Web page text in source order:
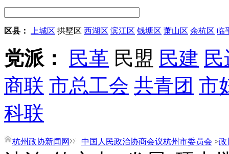
区县： 上城区 拱墅区 西湖区 滨江区 钱塘区 萧山区 余杭区 临
党派： 民革 民盟 民建
商联 市总工会 共青团 市
科联
杭州政协新闻网 中国人民政治协商会议杭州市委员会 >政